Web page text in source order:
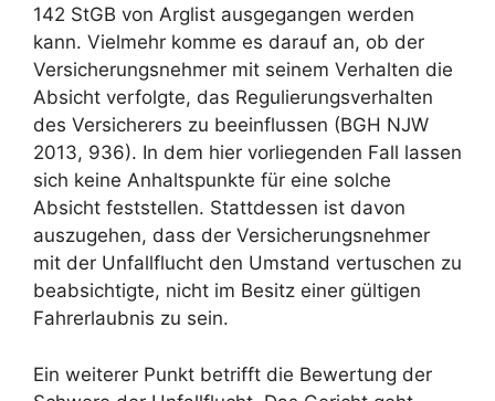
142 StGB von Arglist ausgegangen werden
kann. Vielmehr komme es darauf an, ob der
Versicherungsnehmer mit seinem Verhalten die
Absicht verfolgte, das Regulierungsverhalten
des Versicherers zu beeinflussen (BGH NJW
2013, 936). In dem hier vorliegenden Fall lassen
sich keine Anhaltspunkte für eine solche
Absicht feststellen. Stattdessen ist davon
auszugehen, dass der Versicherungsnehmer
mit der Unfallflucht den Umstand vertuschen zu
beabsichtigte, nicht im Besitz einer gültigen
Fahrerlaubnis zu sein.
Ein weiterer Punkt betrifft die Bewertung der